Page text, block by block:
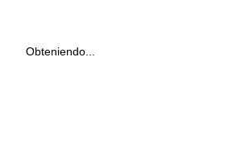
Obteniendo...